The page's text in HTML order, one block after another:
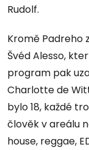
Rudolf.
Kromě Padreho
Švéd Alesso,
program pak
Charlotte de
bylo 18, každé
člověk v areálu
house, reggae,